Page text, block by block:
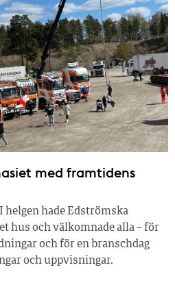
med framtidens
I helgen hade Edströmska
hus och välkomnade alla – för
och för en branschdag
och uppvisningar.